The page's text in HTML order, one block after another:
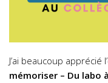
J’ai beaucoup apprécié
mémoriser – Du labo